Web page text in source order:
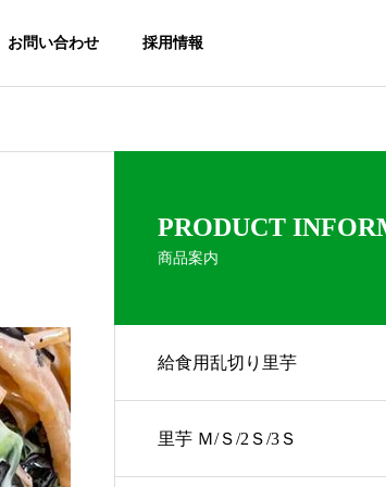
お問い合わせ 採用情報
PRODUCT
商品案内
給食用乱切り里芋
里芋 Ｍ/Ｓ/2Ｓ/3Ｓ